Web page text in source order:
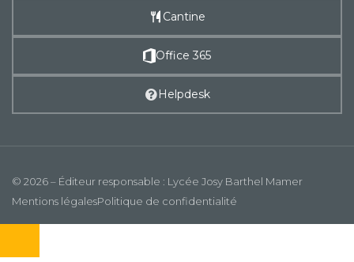
Cantine
Office 365
Helpdesk
© 2026 – Éditeur responsable : Lycée Josy Barthel Mamer
Mentions légalesPolitique de confidentialité